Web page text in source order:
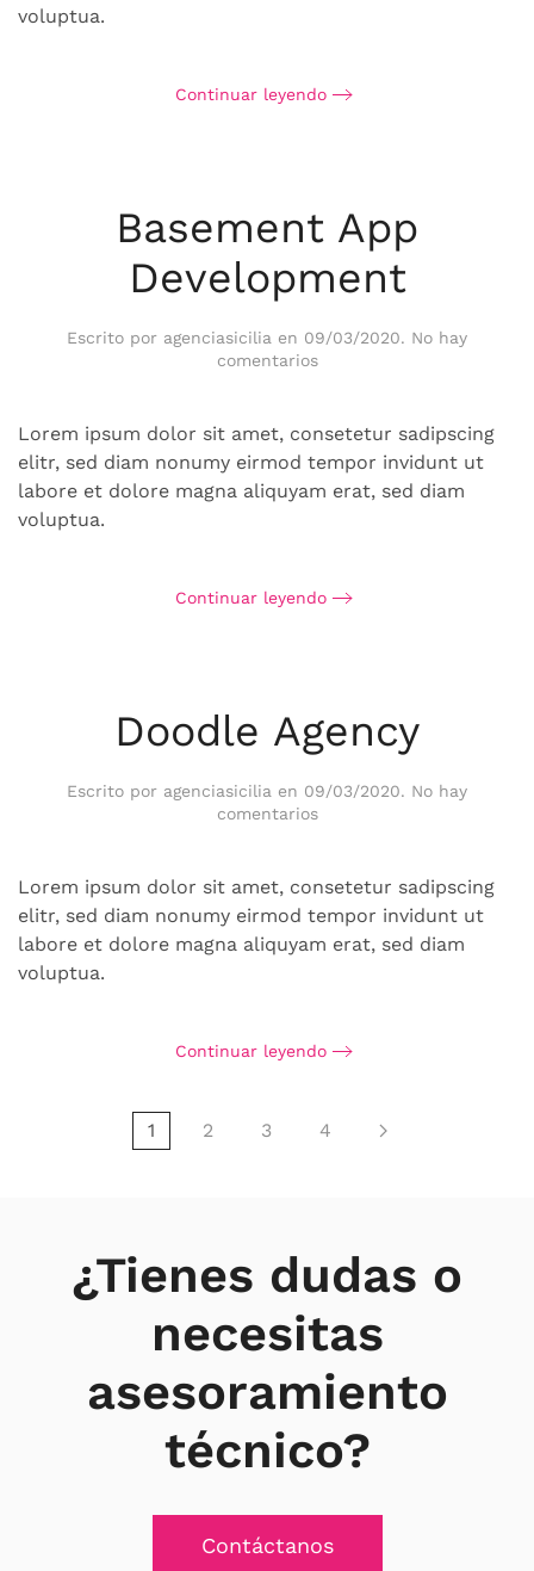
voluptua.
Continuar leyendo
Basement App
Development
Escrito por agenciasicilia en 09/03/2020. No hay
comentariosen
Development
Lorem ipsum dolor sit amet, consetetur sadipscing
elitr, sed diam nonumy eirmod tempor invidunt ut
labore et dolore magna aliquyam erat, sed diam
voluptua.
Continuar leyendo
Doodle Agency
Escrito por agenciasicilia en 09/03/2020. No hay
comentariosen
Lorem ipsum dolor sit amet, consetetur sadipscing
elitr, sed diam nonumy eirmod tempor invidunt ut
labore et dolore magna aliquyam erat, sed diam
voluptua.
Continuar leyendo
1 2 3 4
¿Tienes dudas o
necesitas
asesoramiento
técnico?
Contáctanos